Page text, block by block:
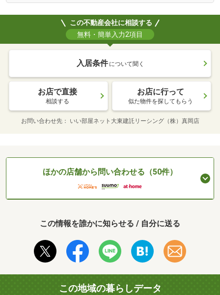
この不動産会社に相談する
無料・簡単入力2項目
入居条件 について聞く
お店で直接
相談する
お店に行って
似た物件を探してもらう
お問い合わせ先 いい部屋ネット大東建託リーシング（株）真岡店
ほかの店舗から問い合わせる（50件）
この情報を誰かに知らせる / 自分に送る
この地域の暮らしデータ